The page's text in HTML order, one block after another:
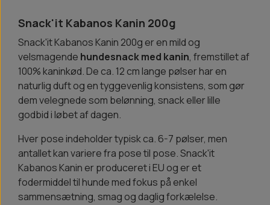
Snack'it Kabanos Kanin 200g
Snack'it Kabanos Kanin 200g er en mild og
velsmagende hundesnack med kanin, fremstillet af
100% kaninkød. De ca. 12 cm lange pølser har en
naturlig duft og en tyggevenlig konsistens, som gør
dem velegnede som belønning, snack eller lille
godbid i løbet af dagen.
Hver pose indeholder typisk ca. 6-7 pølser, men
antallet kan variere fra pose til pose. Snack'it
Kabanos Kanin er produceret i EU og er et
fodermiddel til hunde med fokus på enkel
sammensætning, smag og daglig forkælelse.